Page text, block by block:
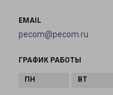
EMAIL
pecom@pecom.ru
ГРАФИК РАБОТЫ